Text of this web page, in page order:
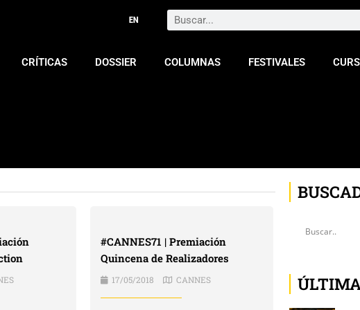
Search
CRÍTICAS DOSSIER COLUMNAS FESTIVALES
#CANNES71 | Premiación
Quincena de Realizadores
17/05/2018 CANNES